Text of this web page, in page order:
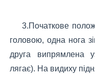
3.Початкове
головою, одна нога
друга випрямлена
лягає). На видиху